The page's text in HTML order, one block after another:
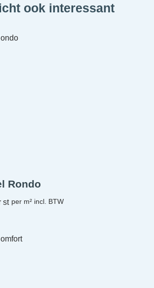
ook interessant
Rondo
st